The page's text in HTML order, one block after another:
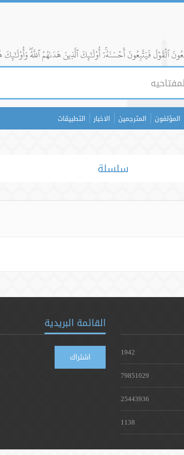
ٱلۡقَوۡلَ فَيَتَّبِعُونَ أَحۡسَنَهُۥٓۚ أُوْلَٰٓئِكَ ٱلَّذِينَ هَدَىٰهُمُ ٱللَّهُۖ وَأُوْلَٰٓئِكَ
المؤلفون المترجمين الاخبار التطبيقات
سلسلة
1942
79851029
25443936
1138
القائمة البريدية
اشتراك